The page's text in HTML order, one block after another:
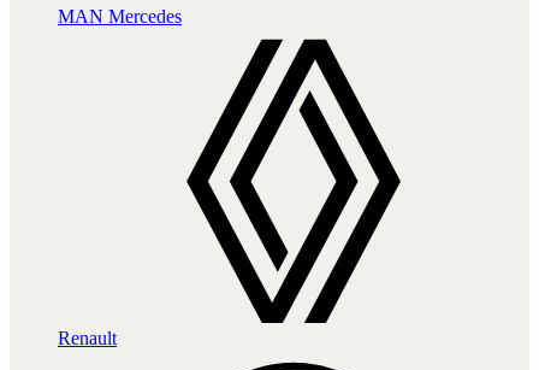
MAN Mercedes
Renault